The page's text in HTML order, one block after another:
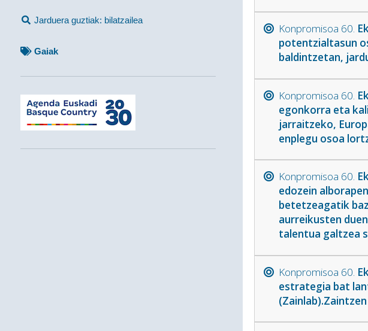
Jarduera guztiak: bilatzailea
Gaiak
Konpromisoa 60.
potentzialtasun
baldintzetan,
Konpromisoa 60.
egonkorra eta
jarraitzeko,
enplegu osoa
Konpromisoa 60.
edozein
betetzeagatik
aurreikusten
talentua galtzea
Konpromisoa 60.
estrategia bat